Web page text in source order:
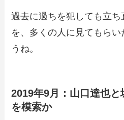
過去に過ちを犯しても立
を、多くの人に見てもらい
うね。
2019年9月：山口達也
を模索か